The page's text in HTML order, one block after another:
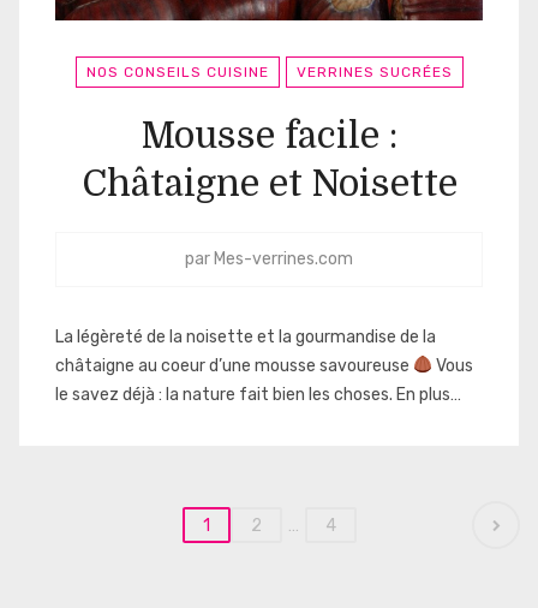
NOS CONSEILS CUISINE VERRINES SUCRÉES
Mousse facile :
Châtaigne et Noisette
par Mes-verrines.com
La légèreté de la noisette et la gourmandise de la
châtaigne au coeur d’une mousse savoureuse
Vous
le savez déjà : la nature fait bien les choses. En plus…
Navigation1 2 … 4